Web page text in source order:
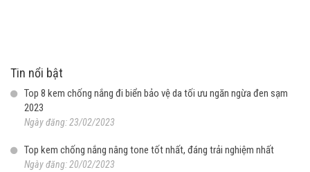
Tin nổi bật
Top 8 kem chống nắng đi biển bảo vệ da tối ưu ngăn ngừa đen sạm
2023
Ngày đăng: 23/02/2023
Top kem chống nắng nâng tone tốt nhất, đáng trải nghiệm nhất
Ngày đăng: 20/02/2023